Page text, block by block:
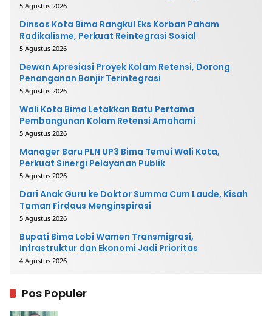
5 Agustus 2026
Dinsos Kota Bima Rangkul Eks Korban Paham
Radikalisme, Perkuat Reintegrasi Sosial
5 Agustus 2026
Dewan Apresiasi Proyek Kolam Retensi, Dorong
Penanganan Banjir Terintegrasi
5 Agustus 2026
Wali Kota Bima Letakkan Batu Pertama
Pembangunan Kolam Retensi Amahami
5 Agustus 2026
Manager Baru PLN UP3 Bima Temui Wali Kota,
Perkuat Sinergi Pelayanan Publik
5 Agustus 2026
Dari Anak Guru ke Doktor Summa Cum Laude, Kisah
Taman Firdaus Menginspirasi
5 Agustus 2026
Bupati Bima Lobi Wamen Transmigrasi,
Infrastruktur dan Ekonomi Jadi Prioritas
4 Agustus 2026
Pos Populer